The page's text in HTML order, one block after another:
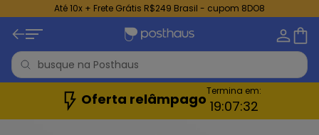
Até 10x + Frete Grátis R$249 Brasil - cupom 8DO8
Oferta relâmpagoTermina em:
19:07:30